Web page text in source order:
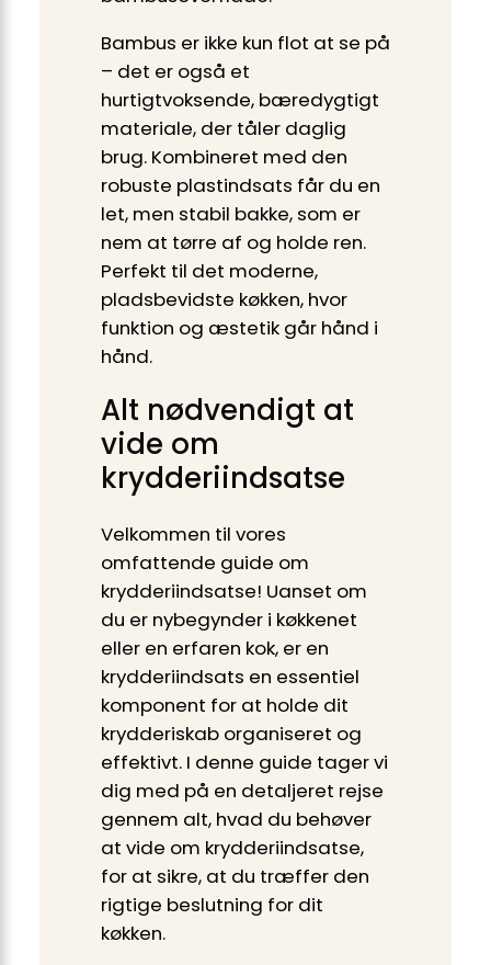
Bambus er ikke kun flot at se på
– det er også et
hurtigtvoksende, bæredygtigt
materiale, der tåler daglig
brug. Kombineret med den
robuste plastindsats får du en
let, men stabil bakke, som er
nem at tørre af og holde ren.
Perfekt til det moderne,
pladsbevidste køkken, hvor
funktion og æstetik går hånd i
hånd.
Alt nødvendigt at
vide om
krydderiindsatse
Velkommen til vores
omfattende guide om
krydderiindsatse! Uanset om
du er nybegynder i køkkenet
eller en erfaren kok, er en
krydderiindsats en essentiel
komponent for at holde dit
krydderiskab organiseret og
effektivt. I denne guide tager vi
dig med på en detaljeret rejse
gennem alt, hvad du behøver
at vide om krydderiindsatse,
for at sikre, at du træffer den
rigtige beslutning for dit
køkken.